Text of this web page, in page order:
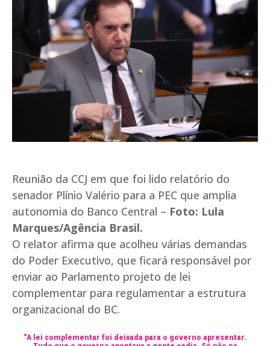
Reunião da CCJ em que foi lido relatório do
senador Plínio Valério para a PEC que amplia
autonomia do Banco Central – Foto: Lula
Marques/Agência Brasil.
O relator afirma que acolheu várias demandas
do Poder Executivo, que ficará responsável por
enviar ao Parlamento projeto de lei
complementar para regulamentar a estrutura
organizacional do BC.
“A lei complementar foi deixada para o governo apresentar.